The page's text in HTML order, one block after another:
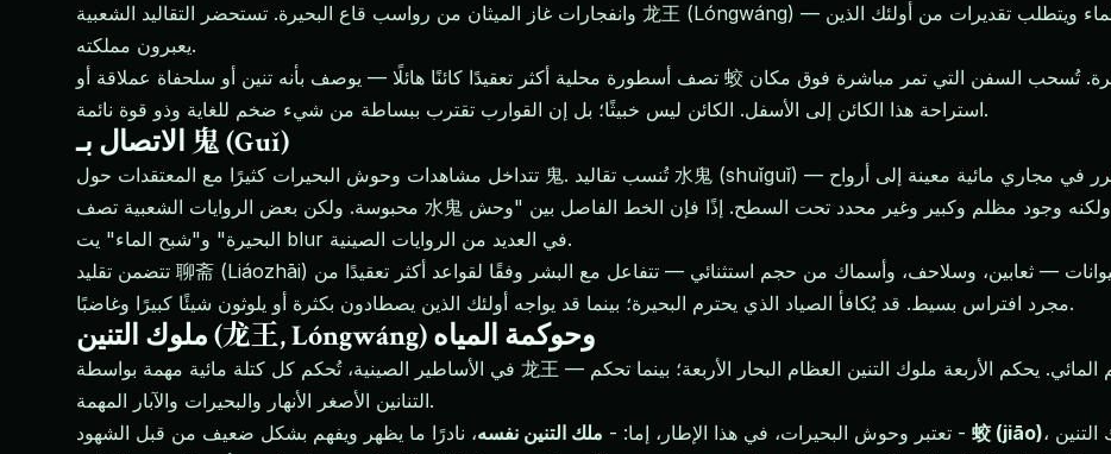
وانفجارات غاز الميثان من رواسب قاع البحيرة. تستحضر التقاليد الشعبية 龙王 (Lóngwáng) — ملك التنين — الذي يحكم بحيرة بويا من قصر تحت الماء ويتطلب تقديرات من أولئك الذين
يعبرون مملكته.
تصف أسطورة محلية أكثر تعقيدًا كائنًا هائلًا — يوصف بأنه تنين أو سلحفاة عملاقة أو 蛟 قديم — يعيش في القنوات العميقة في مركز البحيرة. تُسحب السفن التي تمر مباشرة فوق مكان
استراحة هذا الكائن إلى الأسفل. الكائن ليس خبيثًا؛ بل إن القوارب تقترب ببساطة من شيء ضخم للغاية وذو قوة نائمة.
الاتصال بـ 鬼 (Guǐ)
تتداخل مشاهدات وحوش البحيرات كثيرًا مع المعتقدات حول 鬼. تُنسب تقاليد 水鬼 (shuǐguǐ) — روح الغرق — (انظر المقال المخصص) الغرق المتكرر في مجاري مائية معينة إلى أرواح
محبوسة. ولكن بعض الروايات الشعبية تصف 水鬼 نفسه ككائن وحشي — ليس كائنًا يشبه الإنسان ولكنه وجود مظلم وكبير وغير محدد تحت السطح. إذًا فإن الخط الفاصل بين "وحش
البحيرة" و"شبح الماء" يت blur في العديد من الروايات الصينية.
تتضمن تقليد 聊斋 (Liáozhāi) قصصًا عن أرواح تعيش في الماء تأخذ أشكال الحيوانات — ثعابين، وسلاحف، وأسماك من حجم استثنائي — تتفاعل مع البشر وفقًا لقواعد أكثر تعقيدًا من
مجرد افتراس بسيط. قد يُكافأ الصياد الذي يحترم البحيرة؛ بينما قد يواجه أولئك الذين يصطادون بكثرة أو يلوثون شيئًا كبيرًا وغاضبًا.
ملوك التنين (龙王, Lóngwáng) وحوكمة المياه
في الأساطير الصينية، تُحكم كل كتلة مائية مهمة بواسطة 龙王 — ملك التنين — الذي يحافظ على النظام في العالم المائي. يحكم الأربعة ملوك التنين العظام البحار الأربعة؛ بينما تحكم
التنانين الأصغر الأنهار والبحيرات والآبار المهمة.
تعتبر وحوش البحيرات، في هذا الإطار، إما: - ملك التنين نفسه ، نادرًا ما يظهر ويفهم بشكل ضعيف من قبل الشهود - 蛟 (jiāo)